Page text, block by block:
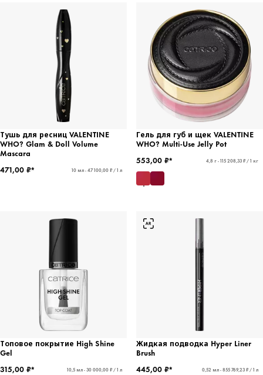
Тушь для ресниц VALENTINE
WHO? Glam & Doll Volume
Mascara
471,00 ₽*
10 мл - 47 100,00 ₽ / 1 л
Гель для губ и щек VALENTINE
WHO? Multi-Use Jelly Pot
553,00 ₽*
4,8 г - 115 208,33 ₽ / 1 кг
Топовое покрытие High Shine
Gel
315,00 ₽*
10,5 мл - 30 000,00 ₽ / 1 л
Жидкая подводка Hyper Liner
Brush
445,00 ₽*
0,52 мл - 855 769,23 ₽ / 1 л